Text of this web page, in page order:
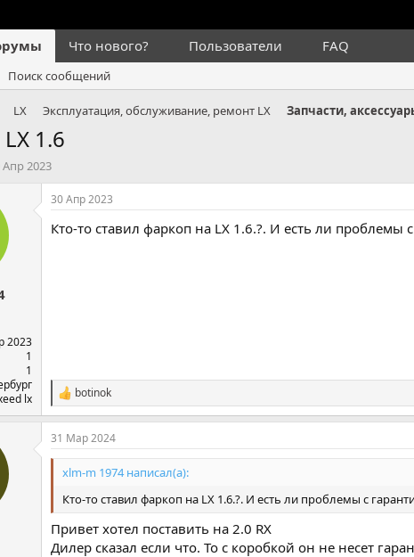
Что нового? Пользователи FAQ
Поиск сообщений
LX Эксплуатация, обслуживание, ремонт LX
1.6
Апр 2023
2023
1
1
lx
30 Апр 2023
Кто-то ставил фаркоп на LX 1.6.?. И есть ли проблемы
С
и
м
п
а
и
:
botinok
31 Мар 2024
xlm-m 1974 написал(а):
Кто-то ставил фаркоп на LX 1.6.?. И есть ли проблемы с
Привет хотел поставить на 2.0 RX
Дилер сказал если что. То с коробкой он не несет